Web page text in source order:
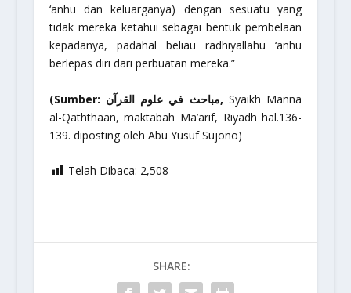
‘anhu dan keluarganya) dengan sesuatu yang
tidak mereka ketahui sebagai bentuk pembelaan
kepadanya, padahal beliauradhiyallahu ‘anhu
berlepas diri dari perbuatan mereka.”
(Sumber: مباحث في علوم القرآن, Syaikh Manna
al-Qaththaan, maktabah Ma’arif, Riyadh hal.136-
139. diposting oleh Abu Yusuf Sujono)
Telah Dibaca: 2,508
SHARE: